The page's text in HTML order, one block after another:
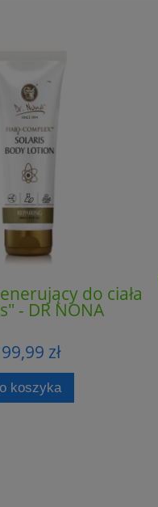
do ciała
- DR NONA
zł
koszyka